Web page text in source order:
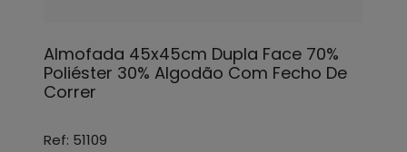
Almofada 45x45cm Dupla Face 70%
Poliéster 30% Algodão Com Fecho De
Correr
Ref: 51109